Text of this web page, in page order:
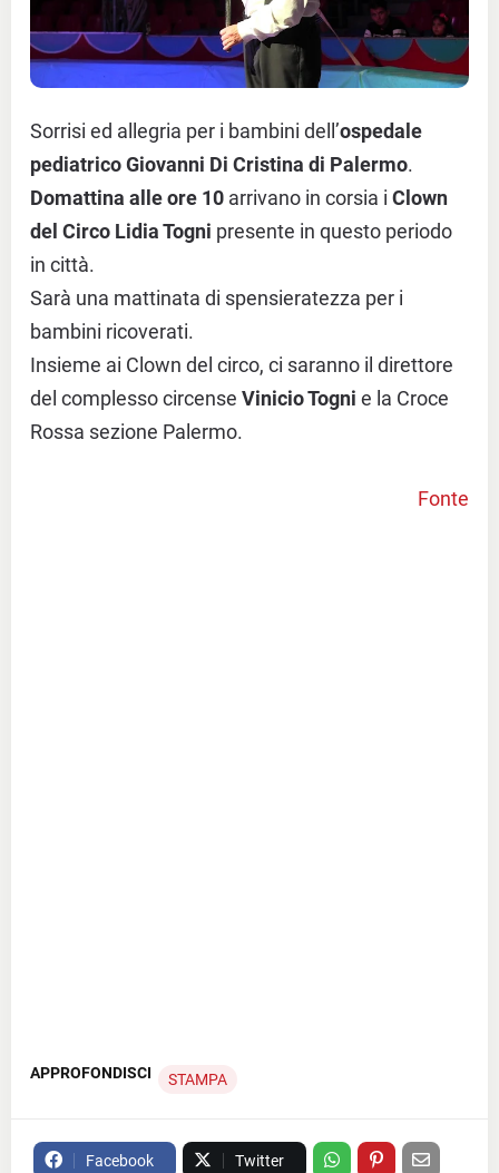
Sorrisi ed allegria per i bambini dell’ospedale
pediatrico Giovanni Di Cristina di Palermo.
Domattina alle ore 10 arrivano in corsia i Clown
del Circo Lidia Togni presente in questo periodo
in città.
Sarà una mattinata di spensieratezza per i
bambini ricoverati.
Insieme ai Clown del circo, ci saranno il direttore
del complesso circense Vinicio Togni e la Croce
Rossa sezione Palermo.
Fonte
APPROFONDISCI STAMPA
Facebook Twitter